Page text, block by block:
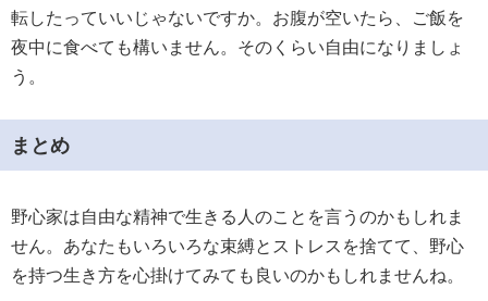
転したっていいじゃないですか。お腹が空いたら、ご飯を
夜中に食べても構いません。そのくらい自由になりましょ
う。
まとめ
野心家は自由な精神で生きる人のことを言うのかもしれま
せん。あなたもいろいろな束縛とストレスを捨てて、野心
を持つ生き方を心掛けてみても良いのかもしれませんね。